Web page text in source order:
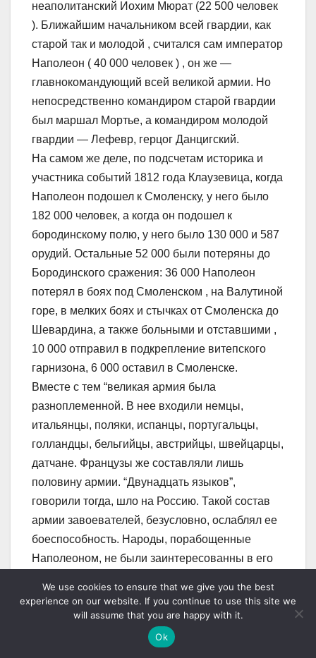
неаполитанский Иохим Мюрат (22 500 человек
). Ближайшим начальником всей гвардии, как
старой так и молодой , считался сам император
Наполеон ( 40 000 человек ) , он же —
главнокомандующий всей великой армии. Но
непосредственно командиром старой гвардии
был маршал Мортье, а командиром молодой
гвардии — Лефевр, герцог Данцигский.
На самом же деле, по подсчетам историка и
участника событий 1812 года Клаузевица, когда
Наполеон подошел к Смоленску, у него было
182 000 человек, а когда он подошел к
бородинскому полю, у него было 130 000 и 587
орудий. Остальные 52 000 были потеряны до
Бородинского сражения: 36 000 Наполеон
потерял в боях под Смоленском , на Валутиной
горе, в мелких боях и стычках от Смоленска до
Шевардина, а также больными и отставшими ,
10 000 отправил в подкрепление витепского
гарнизона, 6 000 оставил в Смоленске.
Вместе с тем “великая армия была
разноплеменной. В нее входили немцы,
итальянцы, поляки, испанцы, португальцы,
голландцы, бельгийцы, австрийцы, швейцарцы,
датчане. Французы же составляли лишь
половину армии. “Двунадцать языков”,
говорили тогда, шло на Россию. Такой состав
армии завоевателей, безусловно, ослаблял ее
боеспособность. Народы, порабощенные
Наполеоном, не были заинтересованны в его
сказываться на состоянии армии.
До Бородинского сражения Кутузов не один раз
встречался с Наполеоном на поле брани. И
We use cookies to ensure that we give you the best
experience on our website. If you continue to use this site we
will assume that you are happy with it.
Ok